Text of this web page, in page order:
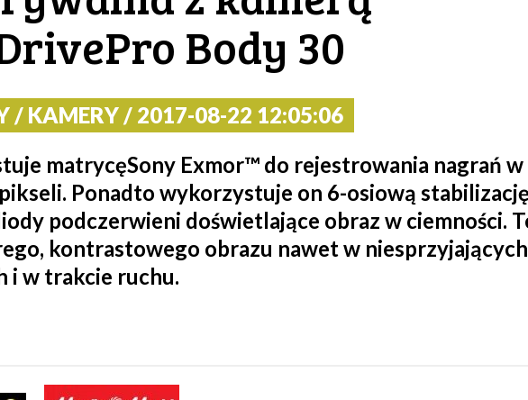
Body 30
/ KAMERY / 2017-08-22 12:05:06
matrycęSony Exmor™ do rejestrowania nagrań w
Ponadto wykorzystuje on 6-osiową
podczerwieni doświetlające obraz w ciemności.
kontrastowego obrazu nawet w niesprzyjających
i w trakcie ruchu.